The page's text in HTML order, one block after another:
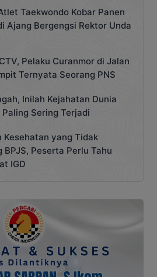
Taekwondo Kobar Panen
Ajang Bergengsi Rektor Unda
Pelaku Curanmor di Jalan
Ternyata Seorang PNS
Inilah Kejahatan Dunia
Sering Terjadi
Kesehatan yang Tidak
BPJS, Peserta Perlu Tahu
IGD